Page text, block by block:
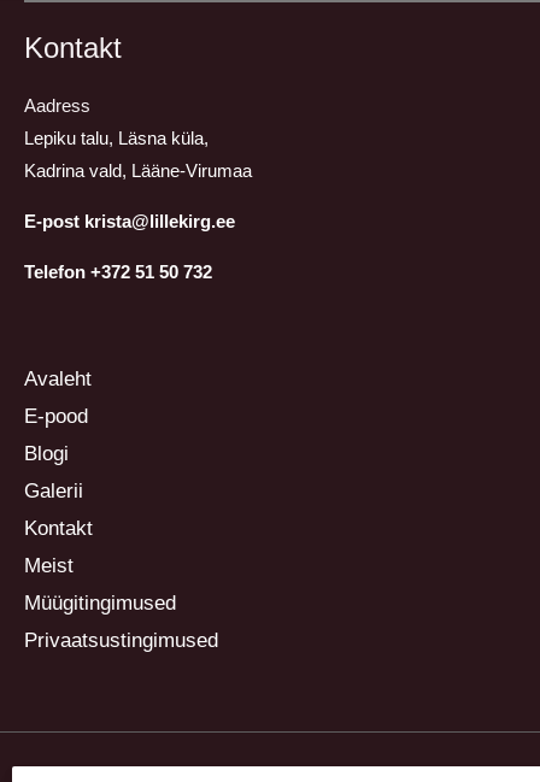
Kontakt
Aadress
Lepiku talu, Läsna küla,
Kadrina vald, Lääne-Virumaa
E-post krista@lillekirg.ee
Telefon +372 51 50 732
Avaleht
E-pood
Blogi
Galerii
Kontakt
Meist
Müügitingimused
Privaatsustingimused